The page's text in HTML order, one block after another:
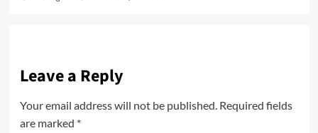
Leave a Reply
Your email address will not be published. Required fields
are marked *